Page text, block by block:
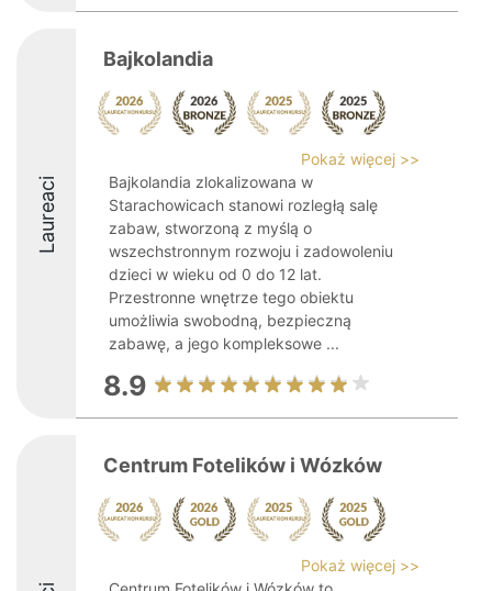
Laureaci
Bajkolandia
Pokaż więcej >>
Bajkolandia zlokalizowana w
Starachowicach stanowi rozległą salę
zabaw, stworzoną z myślą o
wszechstronnym rozwoju i zadowoleniu
dzieci w wieku od 0 do 12 lat.
Przestronne wnętrze tego obiektu
umożliwia swobodną, bezpieczną
zabawę, a jego kompleksowe ...
8.9
Centrum Fotelików i Wózków
Pokaż więcej >>